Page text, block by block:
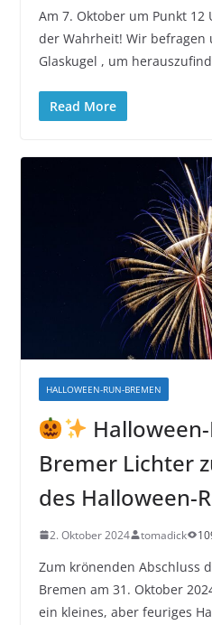
Am 7. Oktober um Punkt 12
der Wahrheit! Wir befragen
Glaskugel , um
Read More
HALLOWEEN-RUN-BREMEN
Bremer Lichter
des Halloween-
2. Oktober 2024 tomadick
Zum krönenden Abschluss
Bremen am 31. Oktober
ein kleines, aber feuriges